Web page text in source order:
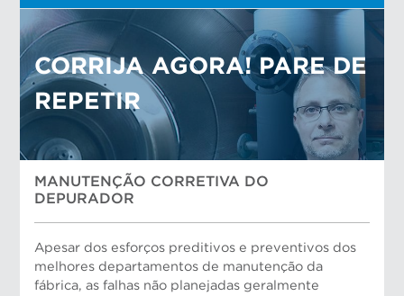
CORRIJA AGORA! PARE DE
REPETIR
MANUTENÇÃO CORRETIVA DO
DEPURADOR
Apesar dos esforços preditivos e preventivos dos
melhores departamentos de manutenção da
fábrica, as falhas não planejadas geralmente